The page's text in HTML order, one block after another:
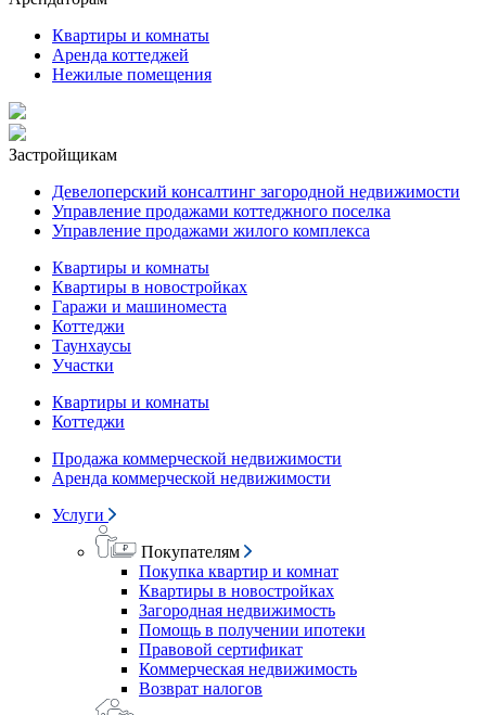
Квартиры и комнаты
Аренда коттеджей
Нежилые помещения
Застройщикам
Девелоперский консалтинг загородной недвижимости
Управление продажами коттеджного поселка
Управление продажами жилого комплекса
Квартиры и комнаты
Квартиры в новостройках
Гаражи и машиноместа
Коттеджи
Таунхаусы
Участки
Квартиры и комнаты
Коттеджи
Продажа коммерческой недвижимости
Аренда коммерческой недвижимости
Услуги
Покупателям
Покупка квартир и комнат
Квартиры в новостройках
Загородная недвижимость
Помощь в получении ипотеки
Правовой сертификат
Коммерческая недвижимость
Возврат налогов